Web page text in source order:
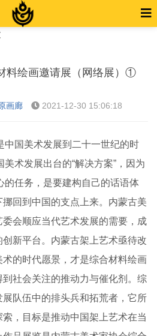
料绘画邀请展（网络展）①
画廊 2021-12-30 15:06:18
中国美术发展到二十一世纪的时
术发展出台的“解决方案”，因为
的任务，是要建构自己的话语体
回到中国的支点上来。内蒙古美
会顺应当代艺术发展的需要，成
新平台。内蒙古架上艺术亟待改
的时代愿景，才是综合材料绘画
社会关注的推动力与催化剂。综
队伍中的排头兵和拓荒者，它所
，目标是推动中国架上艺术在当